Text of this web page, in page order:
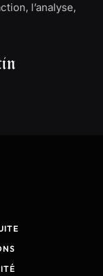
l’analyse,